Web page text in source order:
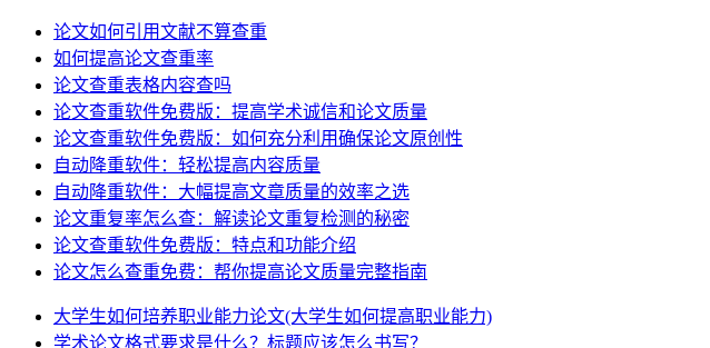
论文如何引用文献不算查重
如何提高论文查重率
论文查重表格内容查吗
论文查重软件免费版：提高学术诚信和论文质量
论文查重软件免费版：如何充分利用确保论文原创性
自动降重软件：轻松提高内容质量
自动降重软件：大幅提高文章质量的效率之选
论文重复率怎么查：解读论文重复检测的秘密
论文查重软件免费版：特点和功能介绍
论文怎么查重免费：帮你提高论文质量完整指南
大学生如何培养职业能力论文(大学生如何提高职业能力)
学术论文格式要求是什么？标题应该怎么书写？